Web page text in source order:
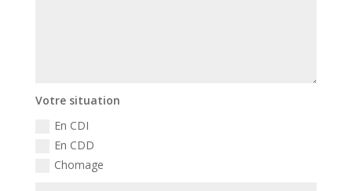
Votre situation
En CDI
En CDD
Chomage